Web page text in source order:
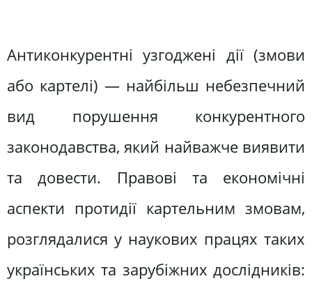
Антиконкурентні узгоджені дії (змови
або картелі) — найбільш небезпечний
вид порушення конкурентного
законодавства, який найважче виявити
та довести. Правові та економічні
аспекти протидії картельним змовам,
розглядалися у наукових працях таких
українських та зарубіжних дослідників: